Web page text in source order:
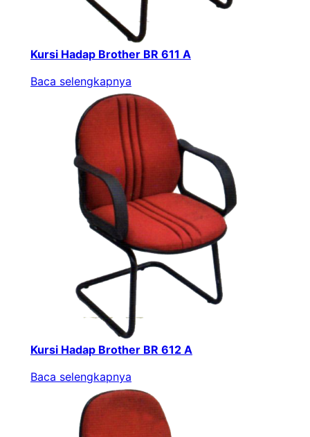
Kursi Hadap Brother BR 611 A
Baca selengkapnya
Kursi Hadap Brother BR 612 A
Baca selengkapnya